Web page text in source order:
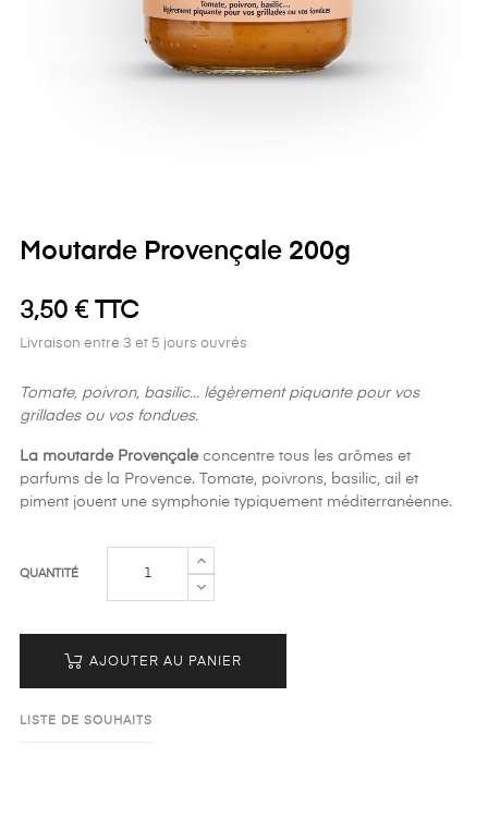
Moutarde Provençale 200g
3,50 € TTC
Livraison entre 3 et 5 jours ouvrés
Tomate, poivron, basilic... légèrement piquante pour vos
grillades ou vos fondues.
La moutarde Provençaleconcentre tous les arômes et
parfums de la Provence. Tomate, poivrons, basilic, ail et
piment jouent une symphonie typiquement méditerranéenne.
QUANTITÉ
AJOUTER AU PANIER
LISTE DE SOUHAITS